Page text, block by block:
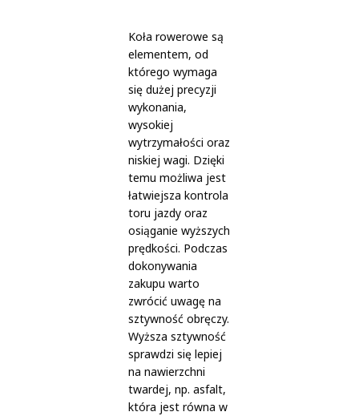
Koła rowerowe są
elementem, od
którego wymaga
się dużej precyzji
wykonania,
wysokiej
wytrzymałości oraz
niskiej wagi. Dzięki
temu możliwa jest
łatwiejsza kontrola
toru jazdy oraz
osiąganie wyższych
prędkości. Podczas
dokonywania
zakupu warto
zwrócić uwagę na
sztywność obręczy.
Wyższa sztywność
sprawdzi się lepiej
na nawierzchni
twardej, np. asfalt,
która jest równa w